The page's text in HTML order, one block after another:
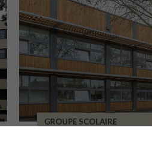
GROUPE SCOLAIRE